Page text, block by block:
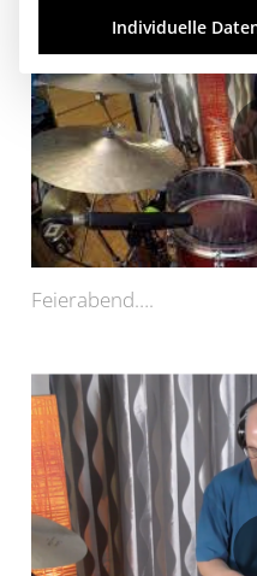
Feierabend….
Individuelle